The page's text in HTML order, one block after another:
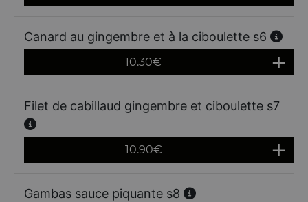
Canard au gingembre et à la ciboulette s6
10.30€
Filet de cabillaud gingembre et ciboulette s7
10.90€
Gambas sauce piquante s8